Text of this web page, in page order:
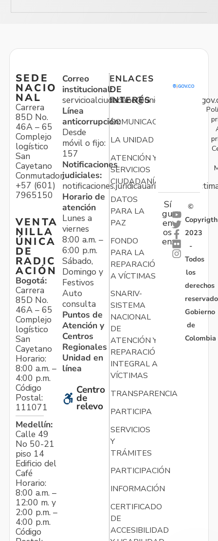
SEDE
NACIO
NAL
Carrera
85D No.
46A – 65
Complejo
logístico
San
Cayetano
Conmutador:
+57 (601)
7965150
VENTA
NILLA
ÚNICA
DE
RADIC
ACIÓN
Bogotá:
Carrera
85D No.
46A – 65
Complejo
logístico
San
Cayetano
Horario:
8:00 a.m. –
4:00 p.m.
Código
Postal:
111071
Medellín:
Calle 49
No 50-21
piso 14
Edificio del
Café
Horario:
8:00 a.m. –
12:00 m. y
2:00 p.m. –
4:00 p.m.
Código
Correo
institucional:
Línea
anticorrupción:
Desde
móvil o fijo:
157
Notificaciones
judiciales:
Horario de
atención
Lunes a
viernes
8:00 a.m. –
6:00 p.m.
Sábado,
Domingo y
Festivos
Auto
consulta
Puntos de
Atención y
Centros
Regionales
Unidad en
línea
Centro
de
relevo
ENLACES
DE
INTERÉS
COMUNICACIONES
LA UNIDAD
ATENCIÓN Y
SERVICIOS
CIUDADANÍA
DATOS
PARA LA
PAZ
FONDO
PARA LA
REPARACIÓN
A VÍCTIMAS
SNARIV-
SISTEMA
NACIONAL
DE
ATENCIÓN Y
REPARACIÓN
INTEGRAL A
VÍCTIMAS
TRANSPARENCIA
PARTICIPA
SERVICIOS
Y
TRÁMITES
PARTICIPACIÓN
INFORMACIÓN
CERTIFICADO
DE
ACCESIBILIDAD
Sí
gu
en
os
en:
©
Copyrigth
2023
-
Todos
los
derechos
Gobierno
de
Colombia